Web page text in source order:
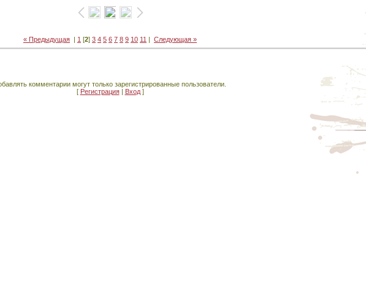
« Предыдущая | 1 [2] 3 4 5 6 7 8 9 10 11 | Следующая »
комментарии могут только зарегистрированные пользователи.
[ Регистрация| Вход]